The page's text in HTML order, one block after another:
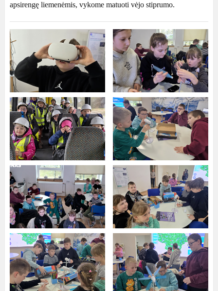
apsirengę liemenėmis, vykome matuoti vėjo stiprumo.